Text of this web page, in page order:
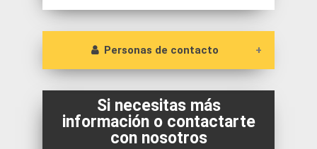
Personas de contacto
Contacta a la biblioteca
biblioteca@umayor.cl
Si necesitas más
información o contactarte
con nosotros